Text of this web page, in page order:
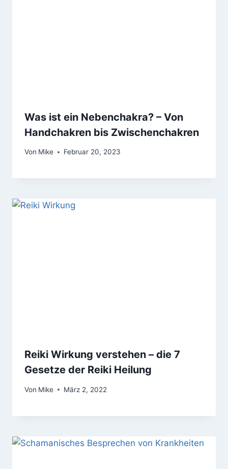
Was ist ein Nebenchakra? – Von
Handchakren bis Zwischenchakren
Von Mike Februar 20, 2023
Reiki Wirkung verstehen – die 7
Gesetze der Reiki Heilung
Von Mike März 2, 2022